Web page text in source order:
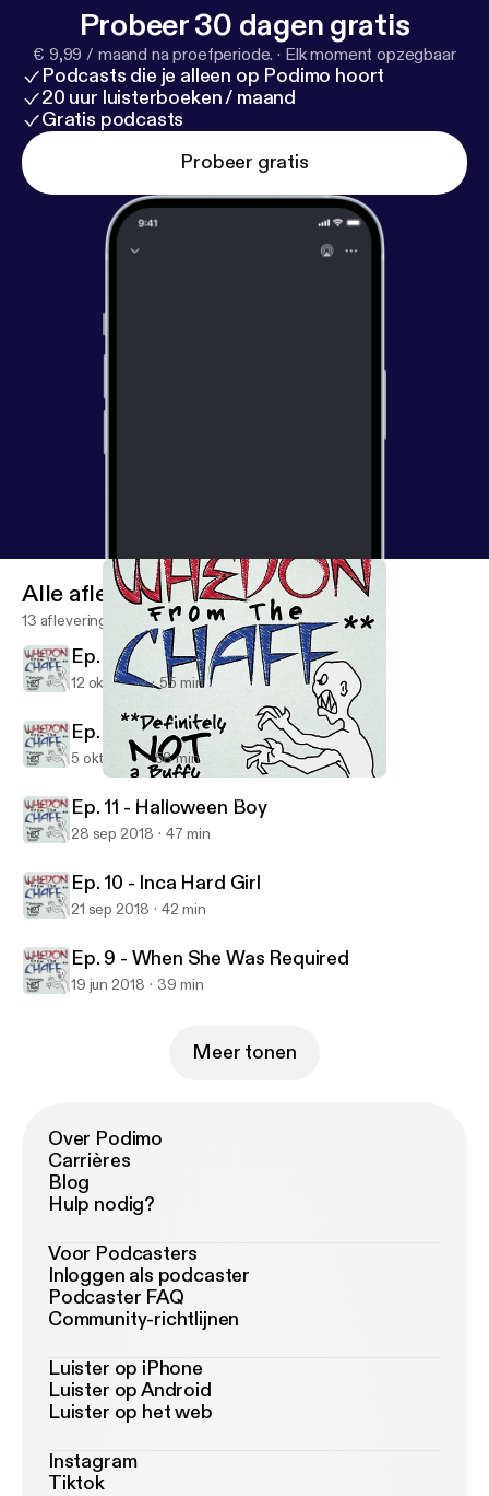
Probeer 30 dagen gratis
€ 9,99 / maand na proefperiode. · Elk moment opzegbaar
Podcasts die je alleen op Podimo hoort
20 uur luisterboeken / maand
Gratis podcasts
Probeer gratis
Whedon From The Chaff
Alle afleveringen
13 afleveringen
Ep. 13 - What's my Line
12 okt 2018 55 min
Ep. 12 - Dark to Me
5 okt 2018 58 min
Ep. 11 - Halloween Boy
28 sep 2018 47 min
Ep. 10 - Inca Hard Girl
21 sep 2018 42 min
Ep. 9 - When She Was Required
19 jun 2018 39 min
Meer tonen
Over Podimo
Carrières
Blog
Hulp nodig?
Voor Podcasters
Inloggen als podcaster
Podcaster FAQ
Community-richtlijnen
Luister op iPhone
Luister op Android
Luister op het web
Instagram
Tiktok